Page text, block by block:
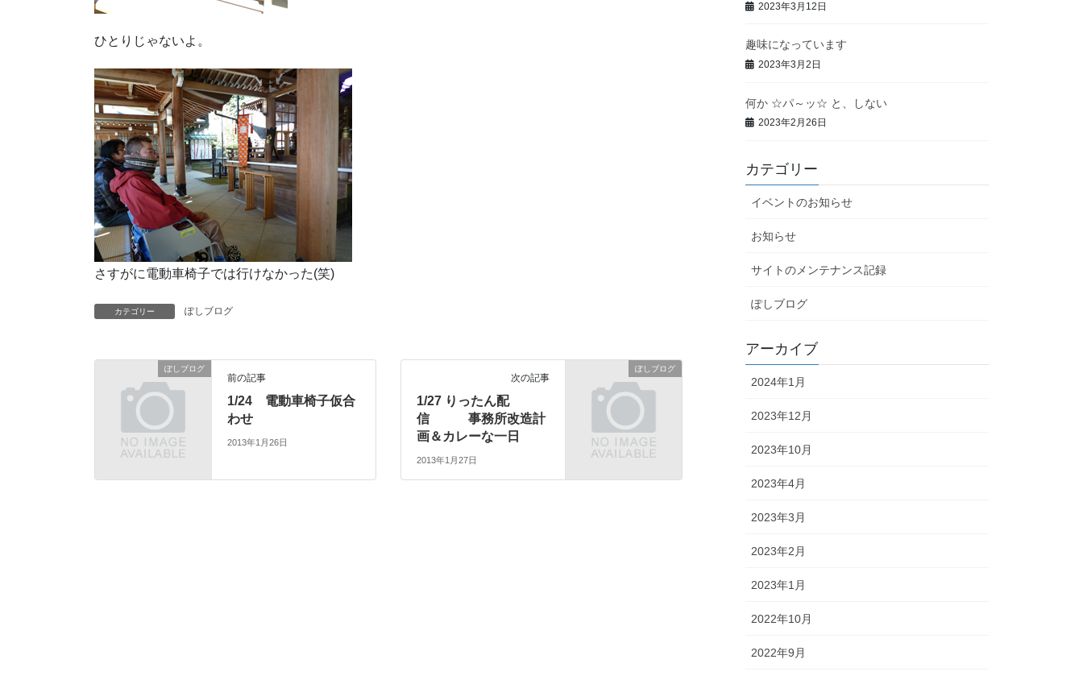
ひとりじゃないよ。
さすがに電動車椅子では行けなかった(笑)
カテゴリー ぽしブログ
ぽしブログ
前の記事
1/24 電動車椅子仮合
わせ
2013年1月26日
ぽしブログ
次の記事
1/27 りったん配
信 事務所改造計
画＆カレーな一日
2013年1月27日
2023年3月12日
趣味になっています
2023年3月2日
何か ☆パ～ッ☆ と、しない
2023年2月26日
カテゴリー
イベントのお知らせ
お知らせ
サイトのメンテナンス記録
ぽしブログ
アーカイブ
2024年1月
2023年12月
2023年10月
2023年4月
2023年3月
2023年2月
2023年1月
2022年10月
2022年9月